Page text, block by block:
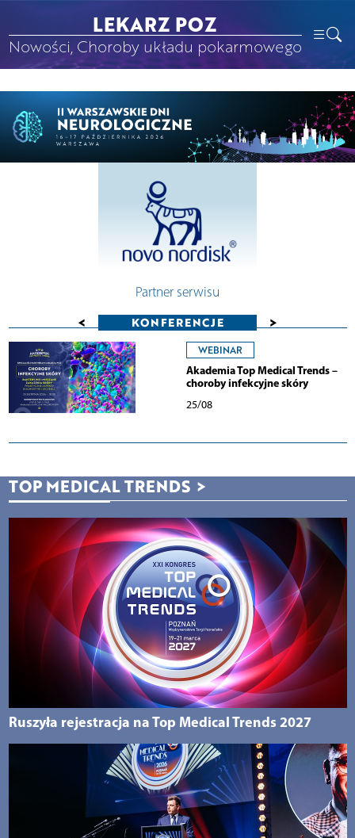
LEKARZ POZ
Nowości, Choroby układu pokarmowego
Partner serwisu
< KONFERENCJE >
WEBINAR
Akademia Top Medical Trends –
choroby infekcyjne skóry
25/08
TOP MEDICAL TRENDS >
Ruszyła rejestracja na Top Medical Trends 2027